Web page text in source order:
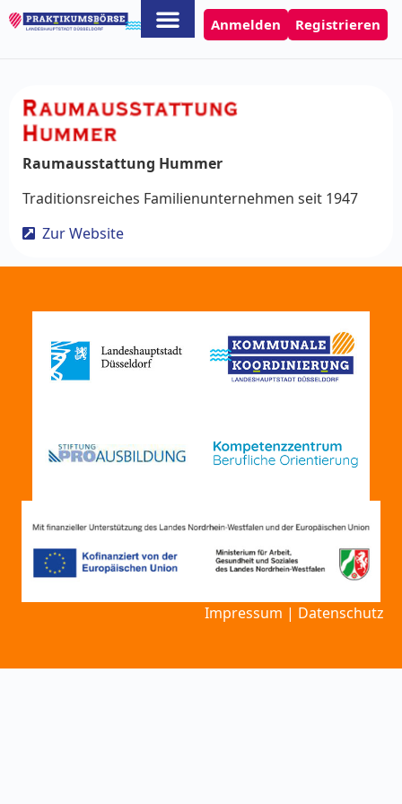
Anmelden Registrieren
Raumausstattung Hummer
Traditionsreiches Familienunternehmen seit 1947
Zur Website
Impressum | Datenschutz